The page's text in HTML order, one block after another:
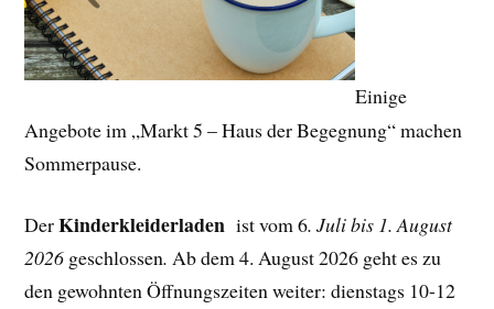
Einige
Angebote im „Markt 5 – Haus der Begegnung“ machen
Sommerpause.
DerKinderkleiderladen ist vom 6. Juli bis 1. August
2026 geschlossen.Ab dem 4. August 2026 geht es zu
den gewohnten Öffnungszeiten weiter: dienstags 10-12